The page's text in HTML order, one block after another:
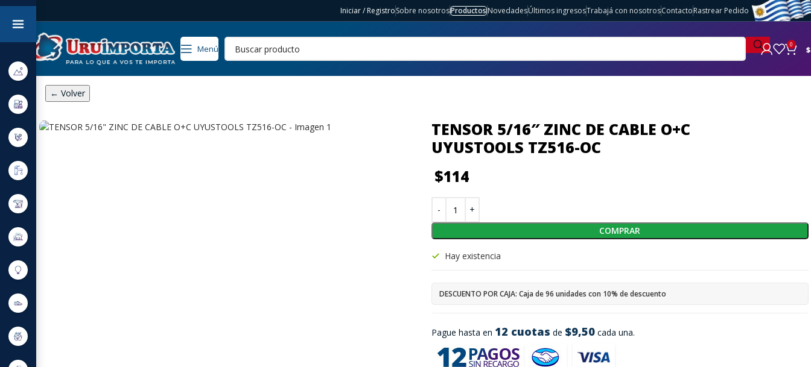
Iniciar / RegistroSobre nosotrosProductosNovedadesÚltimos ingresosTrabajá con nosotrosContactoRastrear Pedido
Menú 0 $
← Volver
TENSOR 5/16″ ZINC DE CABLE O+C
UYUSTOOLS TZ516-OC
$114
Pague hasta en 12 cuotas de $9,50cada una.
Hay existencia
DESCUENTO POR CAJA: Caja de 96 unidades con 10% de descuento
COMPRAR